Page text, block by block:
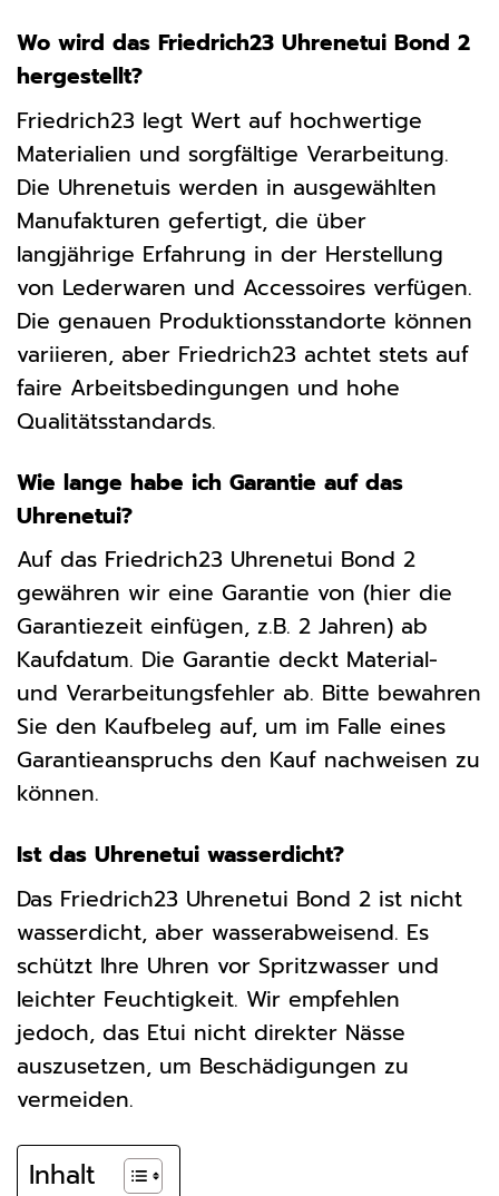
Wo wird das Friedrich23 Uhrenetui Bond 2
hergestellt?
Friedrich23 legt Wert auf hochwertige
Materialien und sorgfältige Verarbeitung.
Die Uhrenetuis werden in ausgewählten
Manufakturen gefertigt, die über
langjährige Erfahrung in der Herstellung
von Lederwaren und Accessoires verfügen.
Die genauen Produktionsstandorte können
variieren, aber Friedrich23 achtet stets auf
faire Arbeitsbedingungen und hohe
Qualitätsstandards.
Wie lange habe ich Garantie auf das
Uhrenetui?
Auf das Friedrich23 Uhrenetui Bond 2
gewähren wir eine Garantie von (hier die
Garantiezeit einfügen, z.B. 2 Jahren) ab
Kaufdatum. Die Garantie deckt Material-
und Verarbeitungsfehler ab. Bitte bewahren
Sie den Kaufbeleg auf, um im Falle eines
Garantieanspruchs den Kauf nachweisen zu
können.
Ist das Uhrenetui wasserdicht?
Das Friedrich23 Uhrenetui Bond 2 ist nicht
wasserdicht, aber wasserabweisend. Es
schützt Ihre Uhren vor Spritzwasser und
leichter Feuchtigkeit. Wir empfehlen
jedoch, das Etui nicht direkter Nässe
auszusetzen, um Beschädigungen zu
vermeiden.
Inhalt